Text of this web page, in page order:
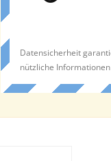
Datensicherheit
nützliche